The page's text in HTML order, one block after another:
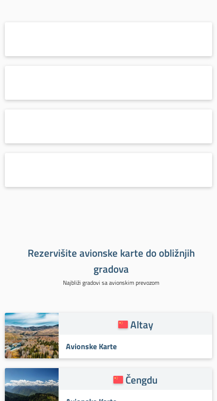
Rezervišite avionske karte do obližnjih
gradova
Najbliži gradovi sa avionskim prevozom
Altay
Avionske Karte
Čengdu